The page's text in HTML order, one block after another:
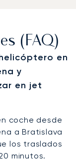
(FAQ)
en
y
en jet
coche desde
a Bratislava
los traslados
minutos.